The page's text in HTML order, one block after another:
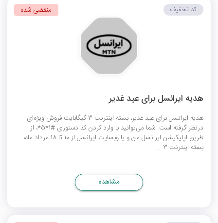
هدیه ایرانسل برای عید غدیر
هدیه ایرانسل برای عید غدیر، بسته اینترنت 3 گیگابایت فروش ویژه‌ای
درنظر گرفته است. شما می‌توانید با وارد کردن کد دستوری #1*5*، از
طریق اپلیکیشن ایرانسل من و یا وبسایت ایرانسل از 10 تا 18 مرداد ماه،
بسته اینترنت 3 ...
کد تخفیف منقضی شده
مشاهده